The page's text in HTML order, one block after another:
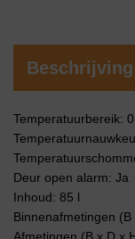
Beschrijving
Temperatuurbereik:
Deur open alarm: Ja
Inhoud: 85 l
Binnenafmetingen